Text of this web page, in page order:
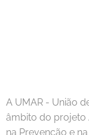
A UMAR - União
âmbito do projeto
na Prevenção e